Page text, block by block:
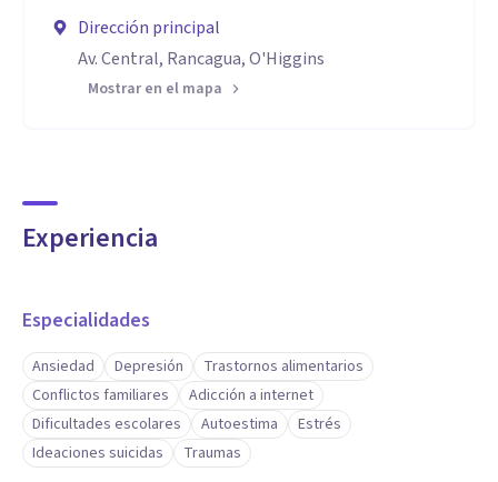
Dirección principal
Av. Central, Rancagua, O'Higgins
Mostrar en el mapa
Experiencia
Especialidades
Ansiedad Depresión
Trastornos alimentarios
Conflictos familiares
Adicción a internet
Dificultades escolares
Autoestima
Estrés
Ideaciones suicidas
Traumas